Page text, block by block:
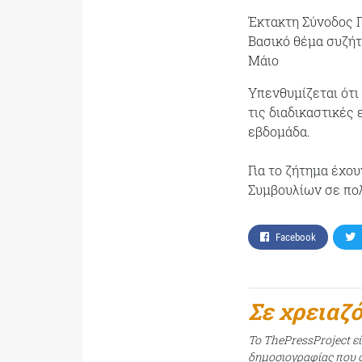
Έκτακτη Σύνοδος
Βασικό θέμα
Μάιο
Υπενθυμίζεται
τις
εβδομάδα.
Για το ζήτημα
Συμβουλίων σε
Facebook
Σε
Το ThePressProject
δημοσιογραφίας που